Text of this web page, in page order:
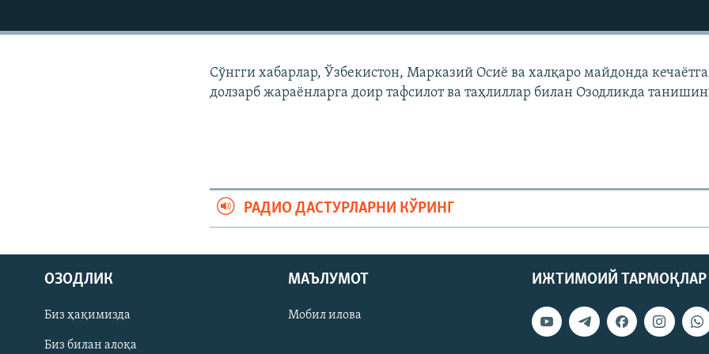
На русском
ИЖТИМОИЙ ТАРМОҚЛАР
Сўнгги хабарлар, Ўзбекистон, Марказий Осиë ва халқаро майдонда
долзарб жараëнларга доир тафсилот ва таҳлиллар билан Озодликда
РАДИО ДАСТУРЛАРНИ КЎРИНГ
ИЖТИМОИЙ ТАРМОҚЛАР
ОЗОДЛИК
Биз ҳақимизда
Биз билан алоқа
МАЪЛУМОТ
Мобил илова